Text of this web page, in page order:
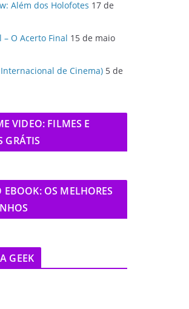
Além dos Holofotes 17 de
– O Acerto Final 15 de maio
de Cinema) 5 de
VIDEO: FILMES E
GRÁTIS
OS MELHORES
GEEK